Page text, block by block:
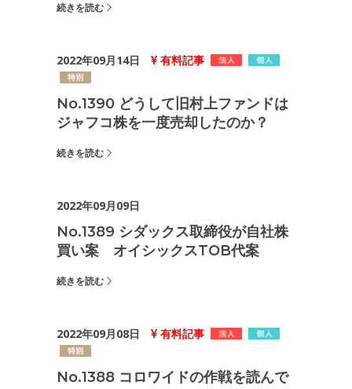
続きを読む
2022年09月14日 有料記事
No.1390 どうして旧村上ファンドは
ジャフコ株を一度売却したのか？
続きを読む
2022年09月09日
No.1389 シダックス取締役が自社株
買い案 オイシックスTOB代案
続きを読む
2022年09月08日 有料記事
No.1388 コロワイドの作戦を読んで